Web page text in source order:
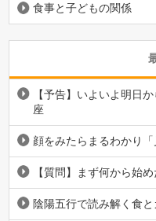
食事と子どもの関係
【予告】いよいよ明日
座
顔をみたらまるわかり
【質問】まず何から始
陰陽五行で読み解く食